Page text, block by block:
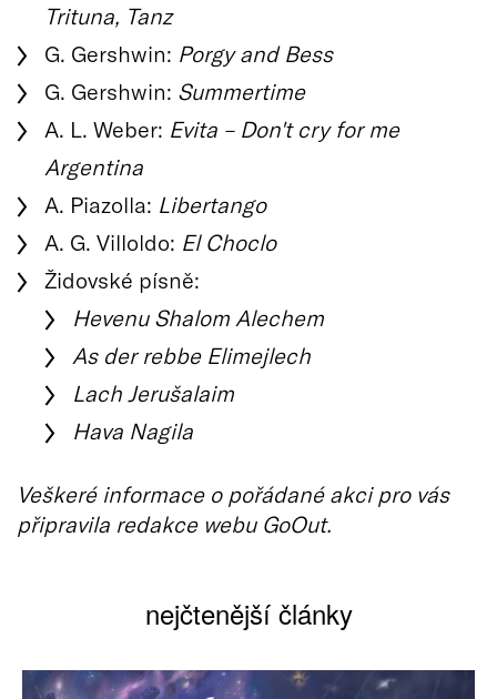
Trituna, Tanz
G. Gershwin: Porgy and Bess
G. Gershwin: Summertime
A. L. Weber: Evita – Don't cry for me
Argentina
A. Piazolla: Libertango
A. G. Villoldo: El Choclo
Židovské písně:
Hevenu Shalom Alechem
As der rebbe Elimejlech
Lach Jerušalaim
Hava Nagila
Veškeré informace o pořádané akci pro vás
připravila redakce webu GoOut.
nejčtenější články